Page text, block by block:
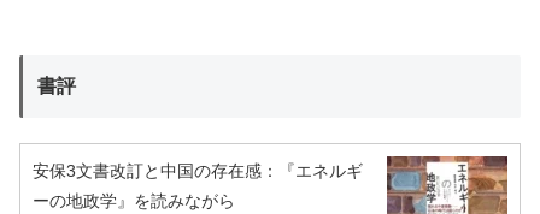
書評
安保3文書改訂と中国の存在感：『エネルギ
ーの地政学』を読みながら